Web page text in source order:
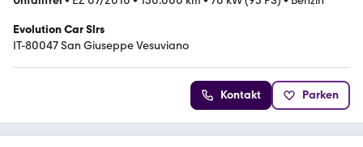
Evolution Car Slrs
IT-80047 San Giuseppe Vesuviano
Kontakt Parken